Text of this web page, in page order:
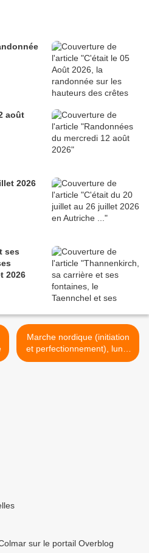
août
2026
ses
2026
Marche nordique (initiation
et perfectionnement), lundi
15 décembre 2025 >
sur le portail Overblog